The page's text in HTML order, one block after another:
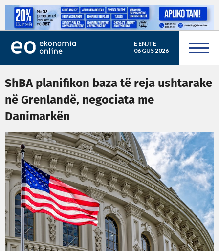
E ENJTE
06 GUS 2026
ShBA planifikon baza të reja ushtarake
në Grenlandë, negociata me
Danimarkën